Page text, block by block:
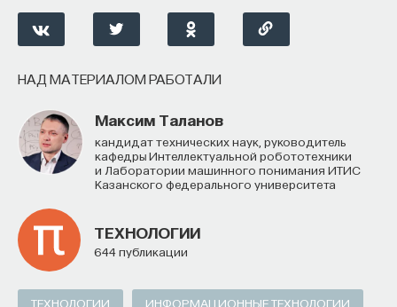
НАД МАТЕРИАЛОМ РАБОТАЛИ
Максим Таланов
кандидат технических наук, руководитель
кафедры Интеллектуальной робототехники
и Лаборатории машинного понимания ИТИС
Казанского федерального университета
ТЕХНОЛОГИИ
644 публикации
ТЕХНОЛОГИИ ИНФОРМАЦИОННЫЕ ТЕХНОЛОГИИ